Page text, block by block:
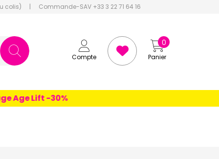
colis) | Commande-SAV +33 3 22 71 64 16
Compte Panier
0
Age Lift -30%